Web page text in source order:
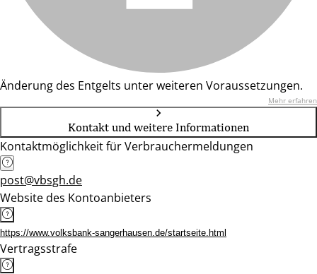
Änderung des Entgelts unter weiteren Voraussetzungen.
Mehr erfahren
Kontakt und weitere Informationen
Kontaktmöglichkeit für Verbrauchermeldungen
post@vbsgh.de
Website des Kontoanbieters
https://www.volksbank-sangerhausen.de/startseite.html
Vertragsstrafe